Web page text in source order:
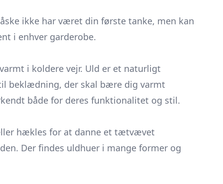
ikke har været din første tanke, men kan
i enhver garderobe.
i koldere vejr. Uld er et naturligt
beklædning, der skal bære dig varmt
både for deres funktionalitet og stil.
hækles for at danne et tætvævet
Der findes uldhuer i mange former og